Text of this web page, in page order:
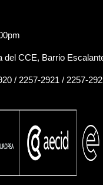
del CCE, Barrio
/ 2257-2921 / 2257-